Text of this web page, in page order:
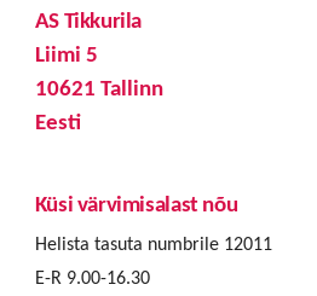
AS Tikkurila
Liimi 5
10621 Tallinn
Eesti
Küsi värvimisalast nõu
Helista tasuta numbrile 12011
E-R 9.00-16.30